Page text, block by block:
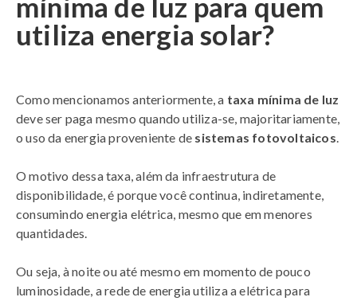
utiliza energia solar?
Como mencionamos anteriormente, a taxa mínima de luz
deve ser paga mesmo quando utiliza-se, majoritariamente,
o uso da energia proveniente de sistemas fotovoltaicos.
O motivo dessa taxa, além da infraestrutura de
disponibilidade, é porque você continua, indiretamente,
consumindo energia elétrica, mesmo que em menores
quantidades.
Ou seja, à noite ou até mesmo em momento de pouco
luminosidade, a rede de energia utiliza a elétrica para